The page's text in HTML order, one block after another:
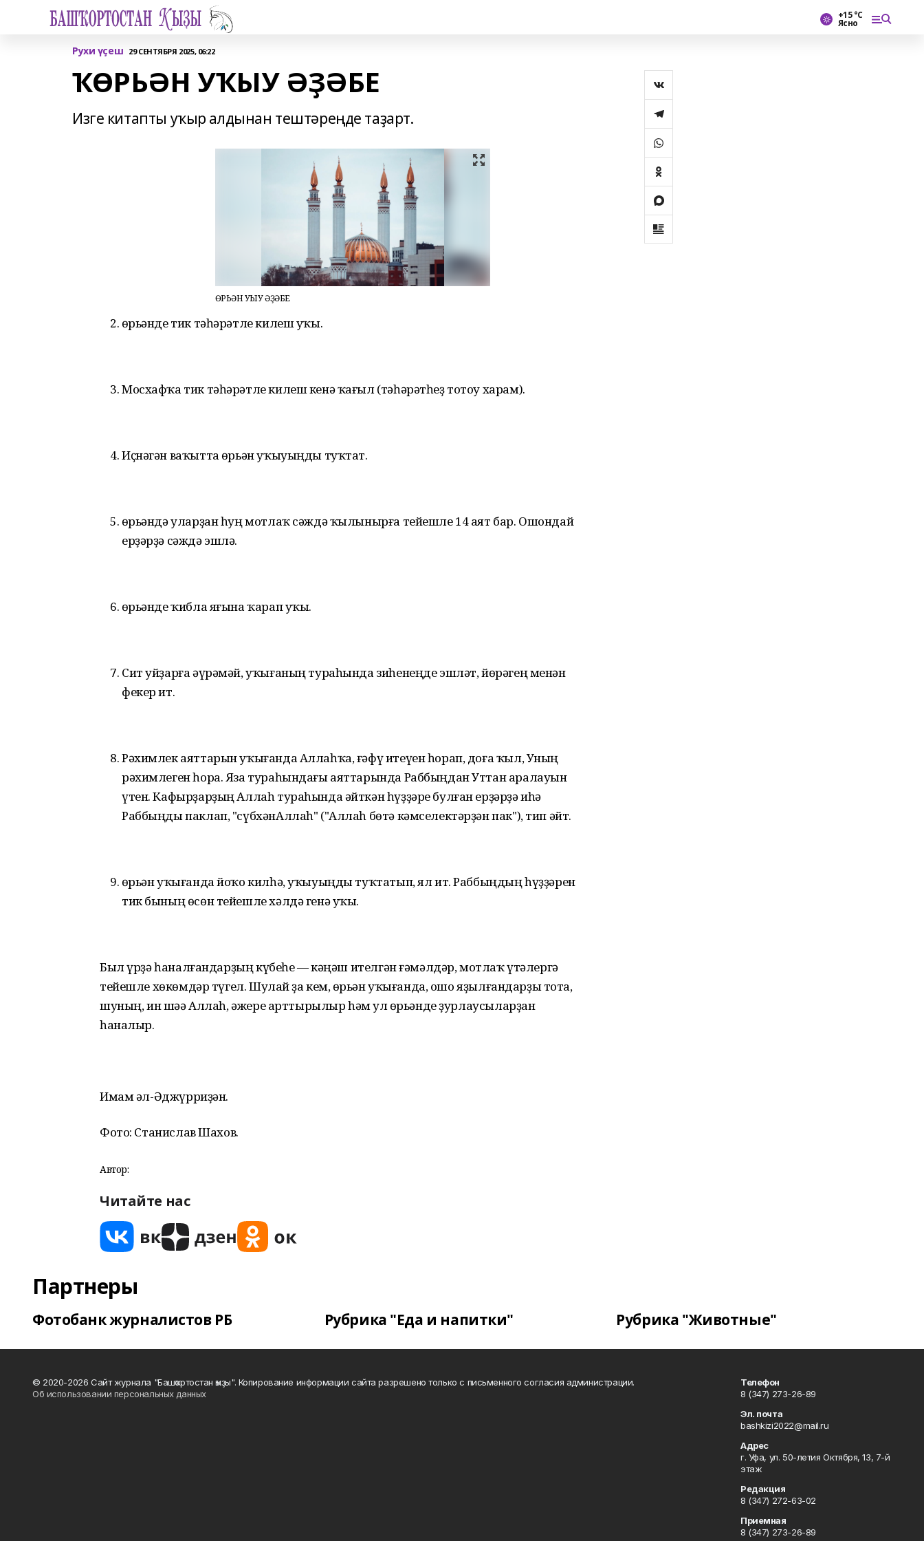
+15 °С
Ясно
Рухи үҫеш 29 СЕНТЯБРЯ 2025, 06:22
ҠӨРЬӘН УҠЫУ ӘҘӘБЕ
Изге китапты уҡыр алдынан тештәреңде таҙарт.
ҠӨРЬӘН УҠЫУ ӘҘӘБЕ
Ҡөрьәнде тик тәһәрәтле килеш уҡы.
Мосхафҡа тик тәһәрәтле килеш кенә ҡағыл (тәһәрәтһеҙ тотоу харам).
Иҫнәгән ваҡытта Ҡөрьән уҡыуыңды туҡтат.
Ҡөрьәндә уларҙан һуң мотлаҡ сәждә ҡылынырға тейешле 14 аят бар. Ошондай
ерҙәрҙә сәждә эшлә.
Ҡөрьәнде ҡибла яғына ҡарап уҡы.
Сит уйҙарға әүрәмәй, уҡығаның тураһында зиһенеңде эшләт, йөрәгең менән
фекер ит.
Рәхимлек аяттарын уҡығанда Аллаһҡа, ғәфү итеүен һорап, доға ҡыл, Уның
рәхимлеген һора. Яза тураһындағы аяттарында Раббыңдан Уттан аралауын
үтен. Кафырҙарҙың Аллаһ тураһында әйткән һүҙҙәре булған ерҙәрҙә иһә
Раббыңды паклап, "сүбхәнАллаһ" ("Аллаһ бөтә кәмселектәрҙән пак"), тип әйт.
Ҡөрьән уҡығанда йоҡо килһә, уҡыуыңды туҡтатып, ял ит. Раббыңдың һүҙҙәрен
тик бының өсөн тейешле хәлдә генә уҡы.
Был үрҙә һаналғандарҙың күбеһе — кәңәш ителгән ғәмәлдәр, мотлаҡ үтәлергә
тейешле хөкөмдәр түгел. Шулай ҙа кем, Ҡөрьән уҡығанда, ошо яҙылғандарҙы тота,
шуның, ин шәә Аллаһ, әжере арттырылыр һәм ул Ҡөрьәнде ҙурлаусыларҙан
һаналыр.
Имам әл-Әджүрриҙән.
Фото: Станислав Шахов.
Автор:
Читайте нас
Партнеры
Фотобанк журналистов РБ Рубрика "Еда и напитки" Рубрика "Животные"
© 2020-2026 Сайт журнала "Башҡортостан ҡыҙы". Копирование информации сайта разрешено только с письменного согласия администрации.
Об использовании персональных данных
Телефон
8 (347) 273-26-89
Эл. почта
bashkizi2022@mail.ru
Адрес
г. Уфа, ул. 50-летия Октября, 13, 7-й
этаж
Редакция
8 (347) 272-63-02
Приемная
8 (347) 273-26-89